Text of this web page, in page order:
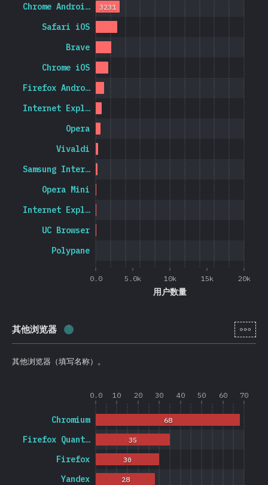
0.0 5.0k 10k 15k 20k
用户数量
Polypane
UC Browser
Internet Expl…
Opera Mini
Samsung Inter…
Vivaldi
Opera
Internet Expl…
Firefox Andro…
Chrome iOS
Brave
Safari iOS
Chrome Androi… 3231
其他浏览器 完成率: [zh-
其他浏览器（填写名称）。
0.0 10 20 30 40 50 60 70
Yandex
Firefox
Firefox Quant…
Chromium
28
30
35
68